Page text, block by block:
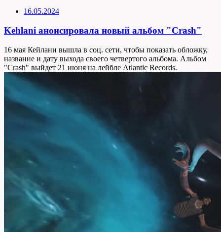
16.05.2024
Kehlani анонсировала новый альбом "Crash"
16 мая Кейлани вышла в соц. сети, чтобы показать обложку,
название и дату выхода своего четвертого альбома. Альбом
"Crash" выйдет 21 июня на лейбле Atlantic Records.